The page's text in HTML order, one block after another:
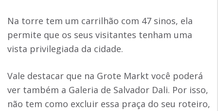
Na torre tem um carrilhão com 47 sinos, ela
permite que os seus visitantes tenham uma
vista privilegiada da cidade.
Vale destacar que na Grote Markt você poderá
ver também a Galeria de Salvador Dali. Por isso,
não tem como excluir essa praça do seu roteiro,